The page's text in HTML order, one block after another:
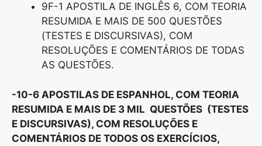
9F-1 APOSTILA DE INGLÊS 6, COM TEORIA
RESUMIDA E MAIS DE 500 QUESTÕES
(TESTES E DISCURSIVAS), COM
RESOLUÇÕES E COMENTÁRIOS DE TODAS
AS QUESTÕES.
-10-6 APOSTILAS DE ESPANHOL, COM TEORIA
RESUMIDA E MAIS DE 3 MIL QUESTÕES (TESTES
E DISCURSIVAS), COM RESOLUÇÕES E
COMENTÁRIOS DE TODOS OS EXERCÍCIOS,